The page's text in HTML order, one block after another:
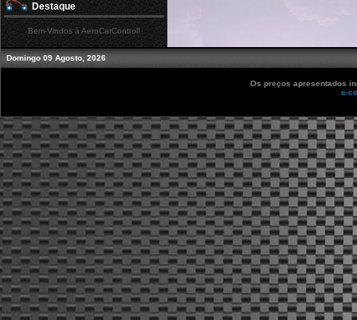
Destaque
Bem-Vindos à AeroCarControl!
Domingo 09 Agosto, 2026
Os preços apresentados
e-